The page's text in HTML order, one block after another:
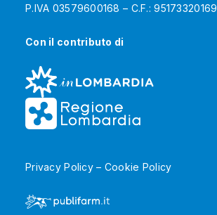
P.IVA 03579600168 – C.F.: 95173320169
Con il contributo di
Privacy Policy– Cookie Policy